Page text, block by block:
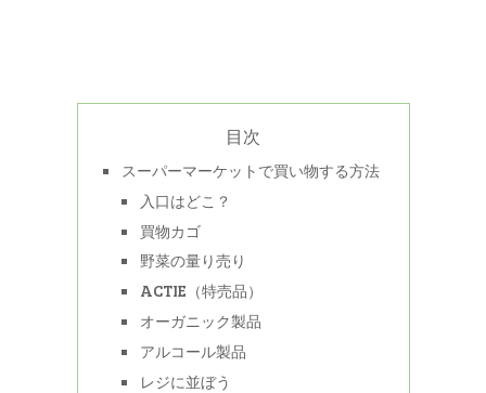
目次
スーパーマーケットで買い物する方法
入口はどこ？
買物カゴ
野菜の量り売り
ACTIE（特売品）
オーガニック製品
アルコール製品
レジに並ぼう